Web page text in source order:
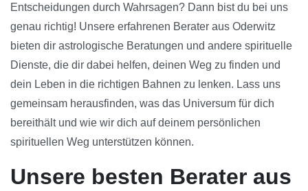
Entscheidungen durch Wahrsagen? Dann bist du bei uns
genau richtig! Unsere erfahrenen Berater aus Oderwitz
bieten dir astrologische Beratungen und andere spirituelle
Dienste, die dir dabei helfen, deinen Weg zu finden und
dein Leben in die richtigen Bahnen zu lenken. Lass uns
gemeinsam herausfinden, was das Universum für dich
bereithält und wie wir dich auf deinem persönlichen
spirituellen Weg unterstützen können.
Unsere besten Berater aus